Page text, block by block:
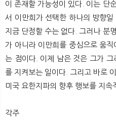
이 존재할 가능성이 있다. 이는 단
서 이만희가 선택한 하나의 방향
지금 단정할 수는 없다. 그러나 분
가 아니라 이만희를 중심으로 움
는 점이다. 이제 남은 것은 그가 그
를 지켜보는 일이다. 그리고 바로
미국 요한지파의 향후 행보를 지속
각주